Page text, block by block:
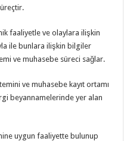
faaliyetle ve olaylara ilişkin
ile bunlara ilişkin bilgiler
ve muhasebe süreci sağlar.
ve muhasebe kayıt ortamı
beyannamelerinde yer alan
uygun faaliyette bulunup